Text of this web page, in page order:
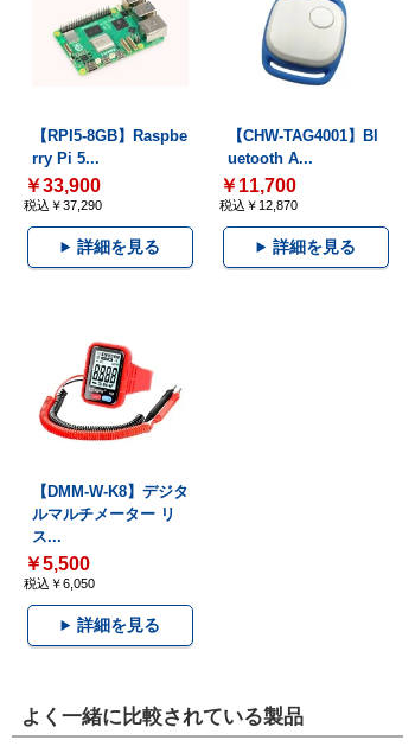
【RPI5-8GB】Raspbe
rry Pi 5...
￥33,900
税込￥37,290
詳細を見る
【CHW-TAG4001】Bl
uetooth A...
￥11,700
税込￥12,870
詳細を見る
【DMM-W-K8】デジタ
ルマルチメーター リ
ス...
￥5,500
税込￥6,050
詳細を見る
よく一緒に比較されている製品